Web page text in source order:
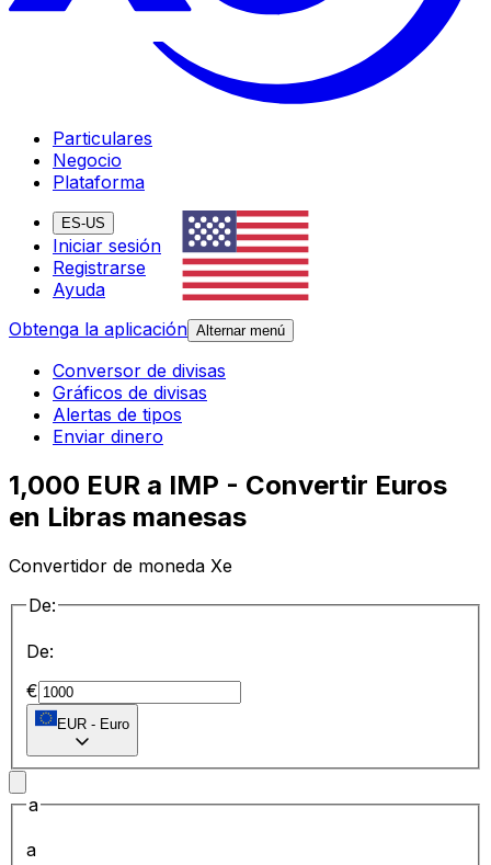
Particulares
Negocio
Plataforma
ES-US
Iniciar sesión
Registrarse
Ayuda
Obtenga la aplicación Alternar menú
Conversor de divisas
Gráficos de divisas
Alertas de tipos
Enviar dinero
1,000 EUR a IMP - Convertir Euros
en Libras manesas
Convertidor de moneda Xe
De:
De:
€
EUR - Euro
a
a